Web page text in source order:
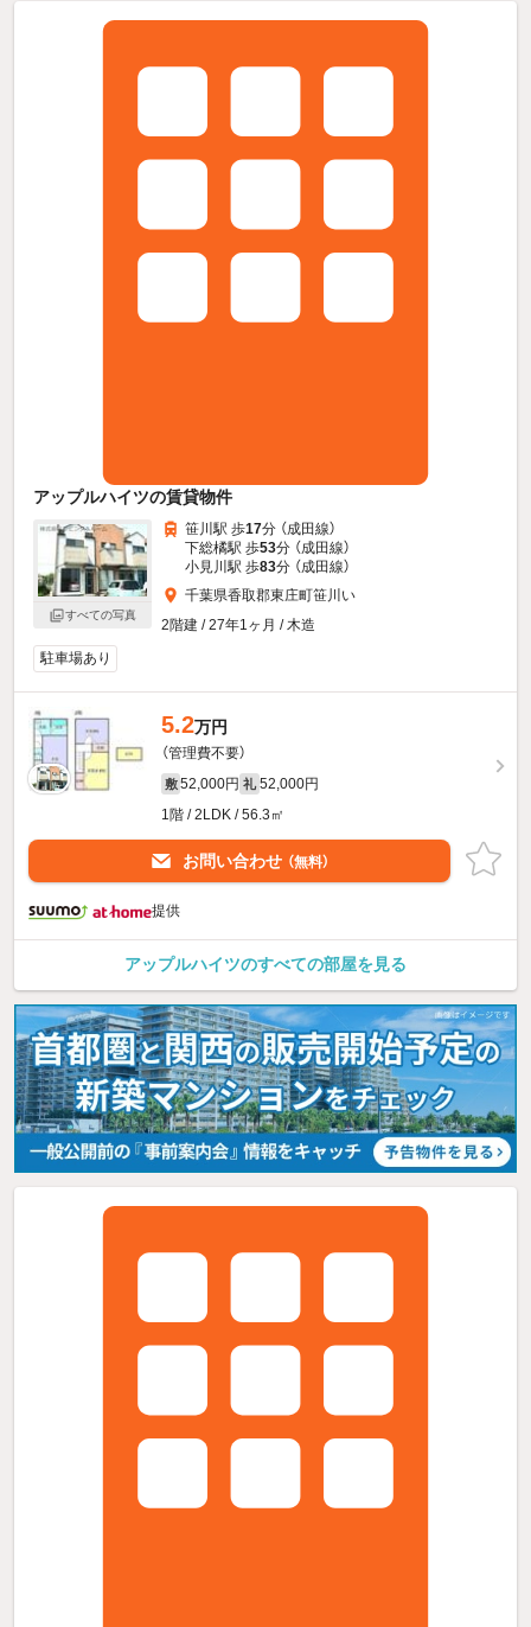
アップルハイツの賃貸物件
すべての写真
笹川駅 歩17分 （成田線）
下総橘駅 歩53分 （成田線）
小見川駅 歩83分 （成田線）
千葉県香取郡東庄町笹川い
2階建 / 27年1ヶ月 / 木造
駐車場あり
5.2万円
（管理費不要）
敷 52,000円 礼 52,000円
1階 / 2LDK / 56.3㎡
お問い合わせ （無料）
提供
アップルハイツのすべての部屋を見る